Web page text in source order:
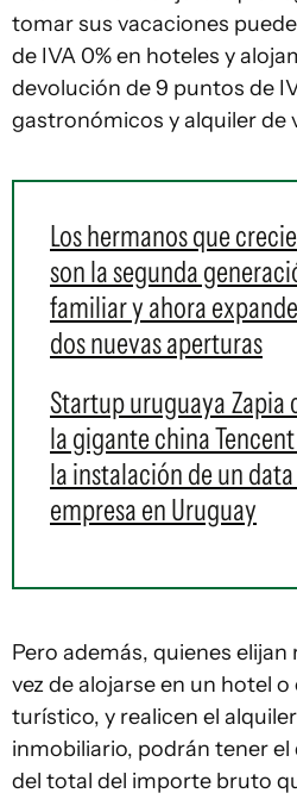
tomar sus vacaciones
de IVA 0% en hoteles y
devolución de 9 puntos de
gastronómicos y alquiler de
Los hermanos que
son la segunda
familiar y ahora
dos nuevas aperturas
Startup uruguaya Zapia
la gigante china
la instalación de un
empresa en Uruguay
Pero además, quienes elijan
vez de alojarse en un hotel
turístico, y realicen el
inmobiliario, podrán tener el
del total del importe bruto